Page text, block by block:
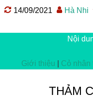
14/09/2021 Hà Nhi
Nội
Giới thiệu Cỏ nhân
THẢM